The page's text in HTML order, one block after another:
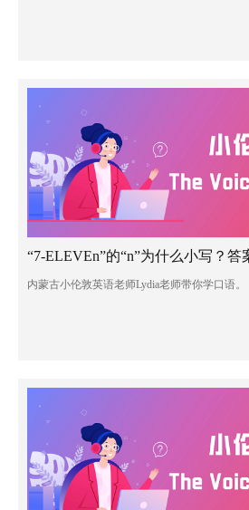
“7-ELEVEn”的“n”为什么小写？答
内蒙古小伦敦英语老师Lydia老师带你学口语。